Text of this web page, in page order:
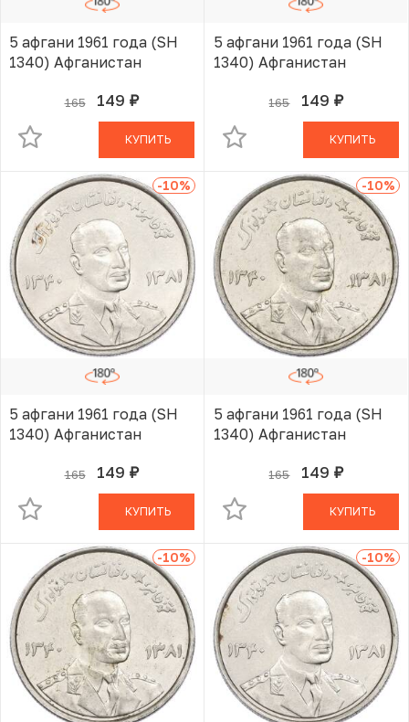
5 афгани 1961 года (SH
1340) Афганистан
165 149 руб.
В КОРЗИНЕ
КУПИТЬ
5 афгани 1961 года (SH
1340) Афганистан
165 149 руб.
В КОРЗИНЕ
КУПИТЬ
-10%
5 афгани 1961 года (SH
1340) Афганистан
165 149 руб.
В КОРЗИНЕ
КУПИТЬ
-10%
5 афгани 1961 года (SH
1340) Афганистан
165 149 руб.
В КОРЗИНЕ
КУПИТЬ
-10% -10%